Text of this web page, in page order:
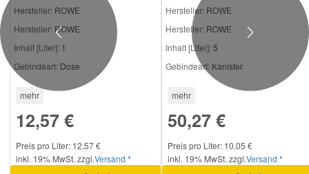
Hersteller: ROWE
Hersteller: ROWE
Inhalt [Liter]: 1
Gebindeart: Dose
mehr
12,57 €
Preis pro Liter: 12,57 €
inkl. 19% MwSt. zzgl.Versand *
Hersteller: ROWE
Hersteller: ROWE
Inhalt [Liter]: 5
Gebindeart: Kanister
mehr
50,27 €
Preis pro Liter: 10,05 €
inkl. 19% MwSt. zzgl.Versand *
Previous Next